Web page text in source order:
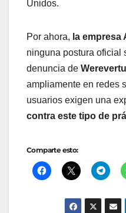
Unidos.
Por ahora, la empresa
ninguna postura oficial
denuncia de
ampliamente en redes
usuarios exigen una
contra este tipo de
Comparte esto: